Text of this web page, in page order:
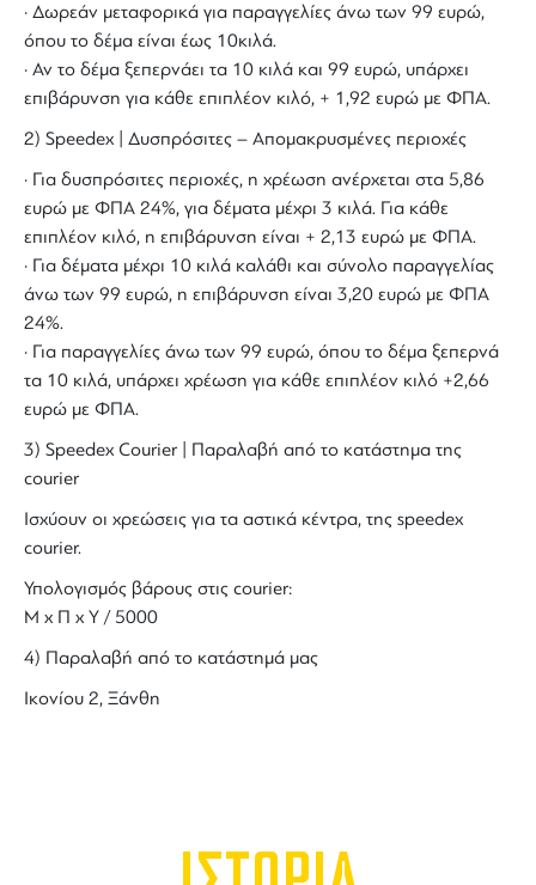
· Δωρεάν μεταφορικά για παραγγελίες άνω των 99 ευρώ,
όπου το δέμα είναι έως 10κιλά.
· Αν το δέμα ξεπερνάει τα 10 κιλά και 99 ευρώ, υπάρχει
επιβάρυνση για κάθε επιπλέον κιλό, + 1,92 ευρώ με ΦΠΑ.
2) Speedex | Δυσπρόσιτες – Απομακρυσμένες περιοχές
· Για δυσπρόσιτες περιοχές, η χρέωση ανέρχεται στα 5,86
ευρώ με ΦΠΑ 24%, για δέματα μέχρι 3 κιλά. Για κάθε
επιπλέον κιλό, η επιβάρυνση είναι + 2,13 ευρώ με ΦΠΑ.
· Για δέματα μέχρι 10 κιλά καλάθι και σύνολο παραγγελίας
άνω των 99 ευρώ, η επιβάρυνση είναι 3,20 ευρώ με ΦΠΑ
24%.
· Για παραγγελίες άνω των 99 ευρώ, όπου το δέμα ξεπερνά
τα 10 κιλά, υπάρχει χρέωση για κάθε επιπλέον κιλό +2,66
ευρώ με ΦΠΑ.
3) Speedex Courier | Παραλαβή από το κατάστημα της
courier
Ισχύουν οι χρεώσεις για τα αστικά κέντρα, της speedex
courier.
Υπολογισμός βάρους στις courier:
Μ x Π x Y / 5000
4) Παραλαβή από το κατάστημά μας
Ικονίου 2, Ξάνθη